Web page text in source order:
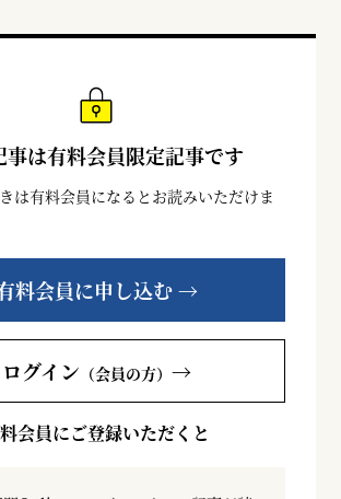
事は有料会員限定記事です
は有料会員になるとお読みいただけま
料会員に申し込む →
ログイン （会員の方） →
会員にご登録いただくと